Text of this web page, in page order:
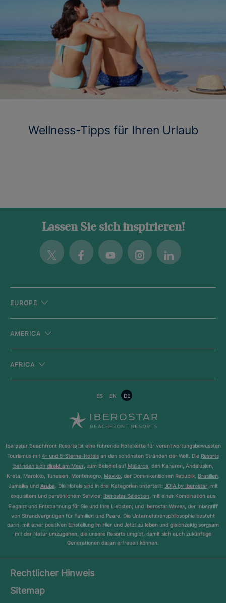
Wellness-Tipps für Ihren Urlaub
Lassen Sie sich inspirieren!
Twitter FacebookYoutubeInstagramLinkedin
EUROPE
AMERICA
AFRICA
ES EN DE
Iberostar Beachfront Resorts ist eine führende Hotelkette für verantwortungsbewussten
Tourismus mit 4- und 5-Sterne-Hotels an den schönsten Stränden der Welt. Die Resorts
befinden sich direkt am Meer, zum Beispiel auf Mallorca, den Kanaren, Andalusien,
Kreta, Marokko, Tunesien, Montenegro, Mexiko, der Dominikanischen Republik, Brasilien,
Jamaika und Aruba. Die Hotels sind in drei Kategorien unterteilt: JOIA by Iberostar, mit
exquisitem und persönlichem Service; Iberostar Selection, mit einer Kombination aus
Eleganz und Entspannung für Sie und Ihre Liebsten; und Iberostar Waves, der Inbegriff
von Strandvergnügen für Familien und Paare. Die Unternehmensphilosophie besteht
darin, mit einer positiven Einstellung im Hier und Jetzt zu leben und gleichzeitig sorgsam
mit der Natur umzugehen, die unsere Resorts umgibt, damit sich auch zukünftige
Generationen daran erfreuen können.
Rechtlicher Hinweis
Sitemap